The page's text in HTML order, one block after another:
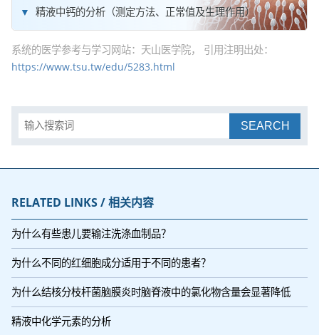
精液中钙的分析（测定方法、正常值及生理作用）
系统的医学参考与学习网站：天山医学院， 引用注明出处：
https://www.tsu.tw/edu/5283.html
SEARCH
RELATED LINKS / 相关内容
为什么有些患儿要输注洗涤血制品？
为什么不同的红细胞成分适用于不同的患者？
为什么结核分枝杆菌脑膜炎时脑脊液中的氯化物含量会显著降低
精液中化学元素的分析